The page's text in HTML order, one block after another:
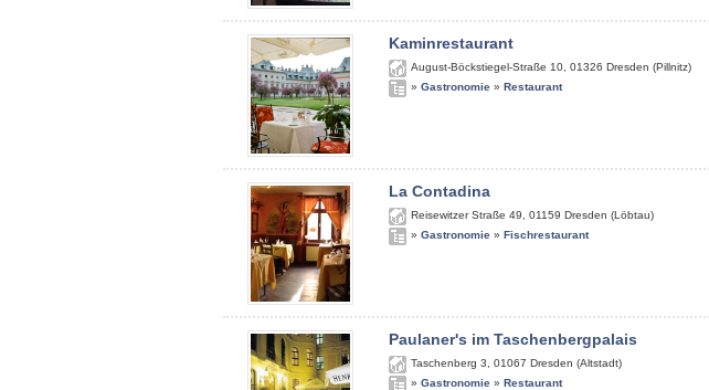
Kaminrestaurant
August-Böckstiegel-Straße 10 01326 Dresden (Pillnitz)
» Gastronomie » Restaurant
La Contadina
Reisewitzer Straße 49 01159 Dresden (Löbtau)
» Gastronomie » Fischrestaurant
Paulaner's im Taschenbergpalais
Taschenberg 3 01067 Dresden (Altstadt)
» Gastronomie » Restaurant